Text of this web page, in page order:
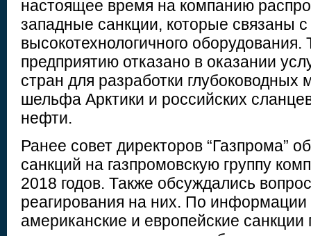
настоящее время на компанию
западные санкции, которые связаны
высокотехнологичного
предприятию отказано в оказании
стран для разработки глубоководных
шельфа Арктики и российских
нефти.
Ранее совет директоров “Газпрома”
санкций на газпромовскую группу
2018 годов. Также обсуждались
реагирования на них. По информации
американские и европейские санкции